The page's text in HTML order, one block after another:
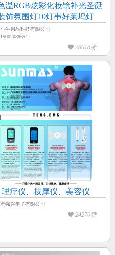
温RGB炫彩化妆镜补光圣诞
饰氛围灯10灯串好莱坞灯
牛创品科技有限公司
28618赞
理疗仪、按摩仪、美容仪
强兴电子有限公司
24270赞